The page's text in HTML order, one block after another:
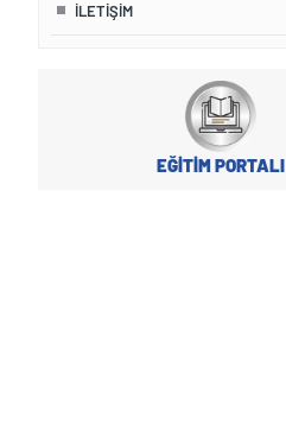
İLETIŞIM
EĞİTİM PORTALI